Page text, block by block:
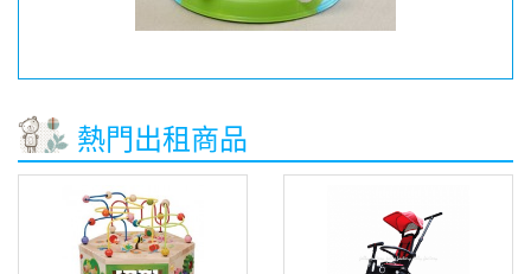
熱門出租商品